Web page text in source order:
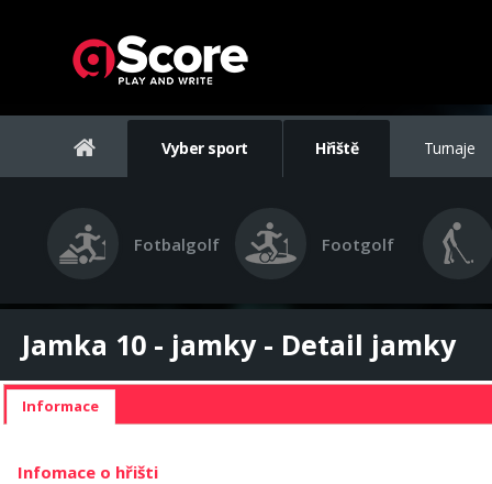
Vyber sport Hřiště Turnaje
Fotbalgolf Footgolf
Jamka 10 - jamky - Detail jamky
Informace
Infomace o hřišti